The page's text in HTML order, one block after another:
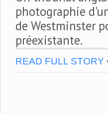
photographie
de Westminster
préexistante.
READ FULL STORY